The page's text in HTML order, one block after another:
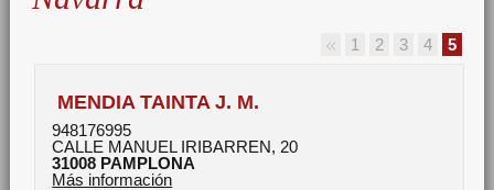
1 2 3 4 5
MENDIA TAINTA J. M.
948176995
CALLE MANUEL IRIBARREN, 20
31008 PAMPLONA
Más información